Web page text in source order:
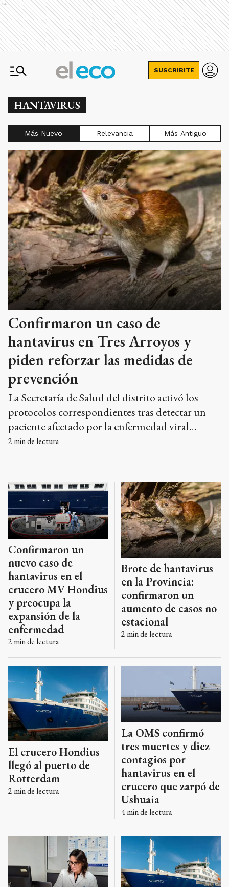
Ads
SUSCRIBITE
HANTAVIRUS
Más Nuevo Relevancia Más Antiguo
Confirmaron un caso de
hantavirus en Tres Arroyos y
piden reforzar las medidas de
prevención
La Secretaría de Salud del distrito activó los
protocolos correspondientes tras detectar un
paciente afectado por la enfermedad viral
transmitida por roedores.
2 min de lectura
Confirmaron un
nuevo caso de
hantavirus en el
crucero MV Hondius
y preocupa la
expansión de la
enfermedad
2 min de lectura
Brote de hantavirus
en la Provincia:
confirmaron un
aumento de casos no
estacional
2 min de lectura
El crucero Hondius
llegó al puerto de
Rotterdam
2 min de lectura
La OMS confirmó
tres muertes y diez
contagios por
hantavirus en el
crucero que zarpó de
Ushuaia
4min de lectura